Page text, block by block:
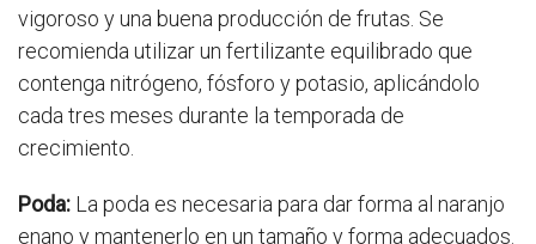
vigoroso y una buena producción de frutas. Se
recomienda utilizar un fertilizante equilibrado que
contenga nitrógeno, fósforo y potasio, aplicándolo
cada tres meses durante la temporada de
crecimiento.
Poda: La poda es necesaria para dar forma al naranjo
enano y mantenerlo en un tamaño y forma adecuados.